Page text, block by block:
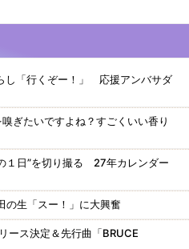
「行くぞー！」 応援アンバサダ
たいですよね？すごくいい香り
日”を切り撮る 27年カレンダー
生「スー！」に大興奮
ス決定＆先行曲「BRUCE